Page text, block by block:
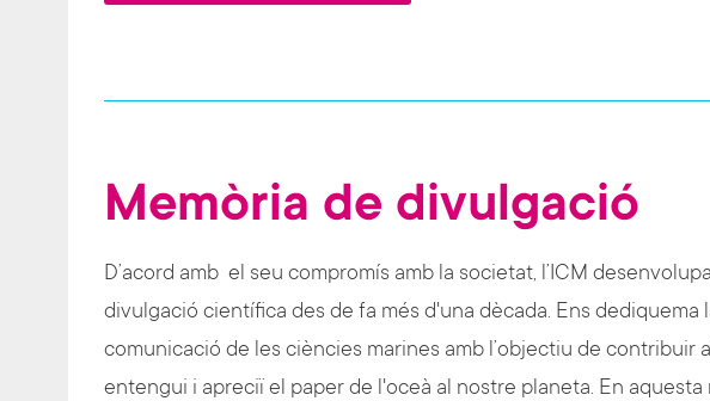
Memòria de divulgació
D’acord amb el seu compromís amb la societat, l’ICM
divulgació científica des de fa més d'una dècada. Ens dediquema
comunicació de les ciències marines amb l’objectiu de contribuir
entengui i apreciï el paper de l'oceà al nostre planeta. En aquesta